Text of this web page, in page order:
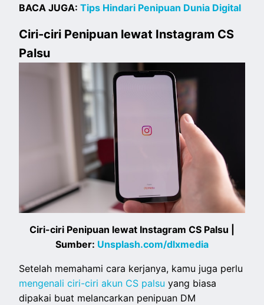
BACA JUGA:Tips Hindari Penipuan Dunia Digital
Ciri-ciri Penipuan lewat Instagram CS
Palsu
Ciri-ciri Penipuan lewat Instagram CS Palsu |
Sumber: Unsplash.com/dlxmedia
Setelah memahami cara kerjanya, kamu juga perlu
mengenali ciri-ciri akun CS palsu yang biasa
dipakai buat melancarkan penipuan DM